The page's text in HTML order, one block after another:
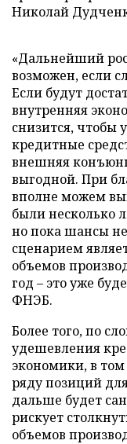
Николай
«Дальнейший
возможен, если
Если будут
внутренняя
снизится, чтобы
кредитные
внешняя
выгодной. При
вполне можем
были несколько
но пока шансы
сценарием
объемов
год – это уже
ФНЭБ.
Более того, по
удешевления
экономики, в
ряду позиций
дальше будет
рискует
объемов